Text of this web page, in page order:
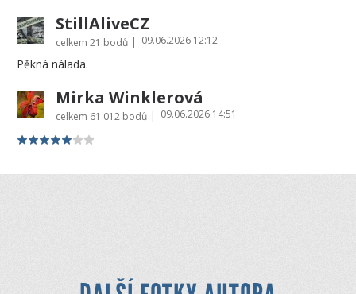
StillAliveCZ
celkem 21 bodů | 09.06.2026 12:12
Pěkná nálada.
Mirka Winklerová
celkem 61 012 bodů | 09.06.2026 14:51